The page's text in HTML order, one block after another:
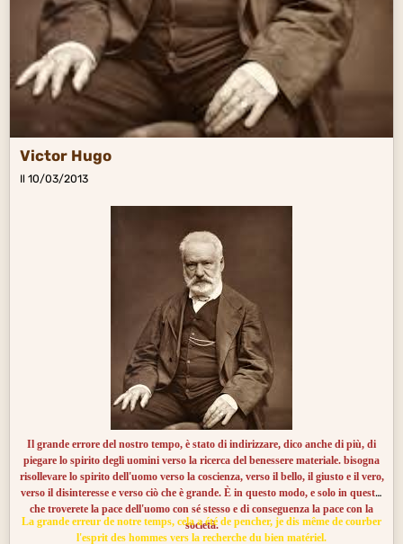
Victor Hugo
Il 10/03/2013
Il grande errore del nostro tempo, è stato di indirizzare, dico anche di più, di
piegare lo spirito degli uomini verso la ricerca del benessere materiale. bisogna
risollevare lo spirito dell'uomo verso la coscienza, verso il bello, il giusto e il vero,
verso il disinteresse e verso ciò che è grande. È in questo modo, e solo in questo,
che troverete la pace dell'uomo con sé stesso e di conseguenza la pace con la
società.
La grande erreur de notre temps, cela a été de pencher, je dis même de courber
l'esprit des hommes vers la recherche du bien matériel.